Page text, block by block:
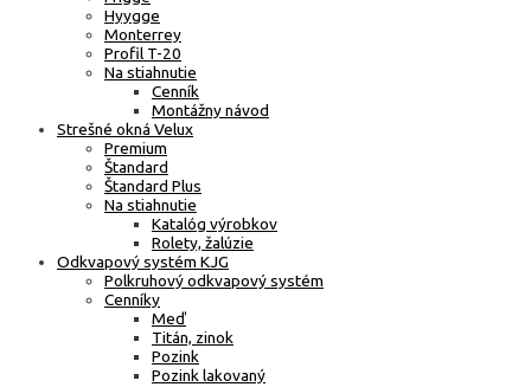
Hyygge
Monterrey
Profil T-20
Na stiahnutie
Cenník
Montážny návod
Strešné okná Velux
Premium
Štandard
Štandard Plus
Na stiahnutie
Katalóg výrobkov
Rolety, žalúzie
Odkvapový systém KJG
Polkruhový odkvapový systém
Cenníky
Meď
Titán, zinok
Pozink
Pozink lakovaný